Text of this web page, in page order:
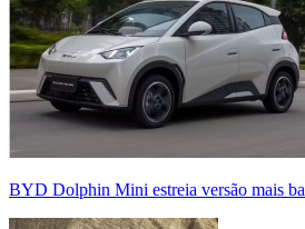
BYD Dolphin Mini estreia versão mais